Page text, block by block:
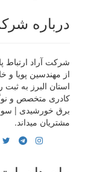
درباره
شرکت آراد ارتباط
استان البرز به
کادری متخصص و
برق خورشیدی |
مشتریان میداند.